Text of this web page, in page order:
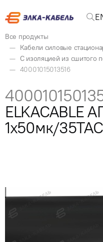
Все продукты
Кабели силовые
С изоляцией из сшитого
40001015013516
ELKACABLE
1x50мк/